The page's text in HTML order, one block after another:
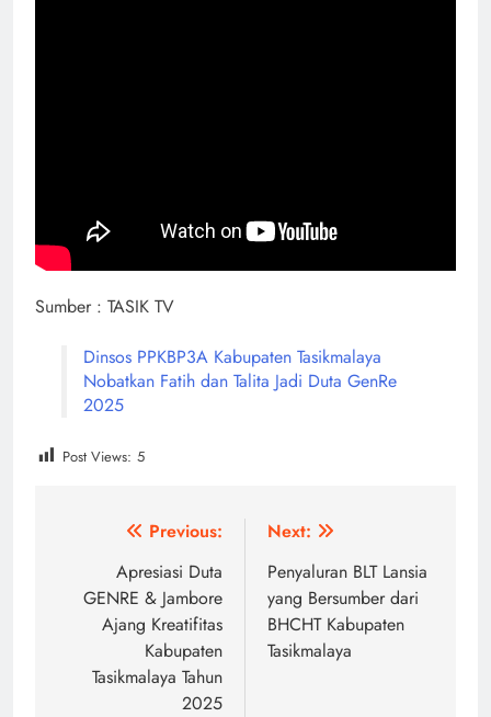
Sumber : TASIK TV
Dinsos PPKBP3A Kabupaten Tasikmalaya
Nobatkan Fatih dan Talita Jadi Duta GenRe
2025
Post Views: 5
navigation
Previous:
Apresiasi Duta
GENRE & Jambore
Ajang Kreatifitas
Kabupaten
Tasikmalaya Tahun
2025
Next:
Penyaluran BLT Lansia
yang Bersumber dari
BHCHT Kabupaten
Tasikmalaya